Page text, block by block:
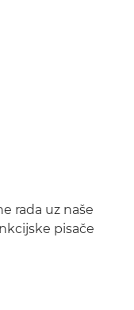
rada uz naše
pisače